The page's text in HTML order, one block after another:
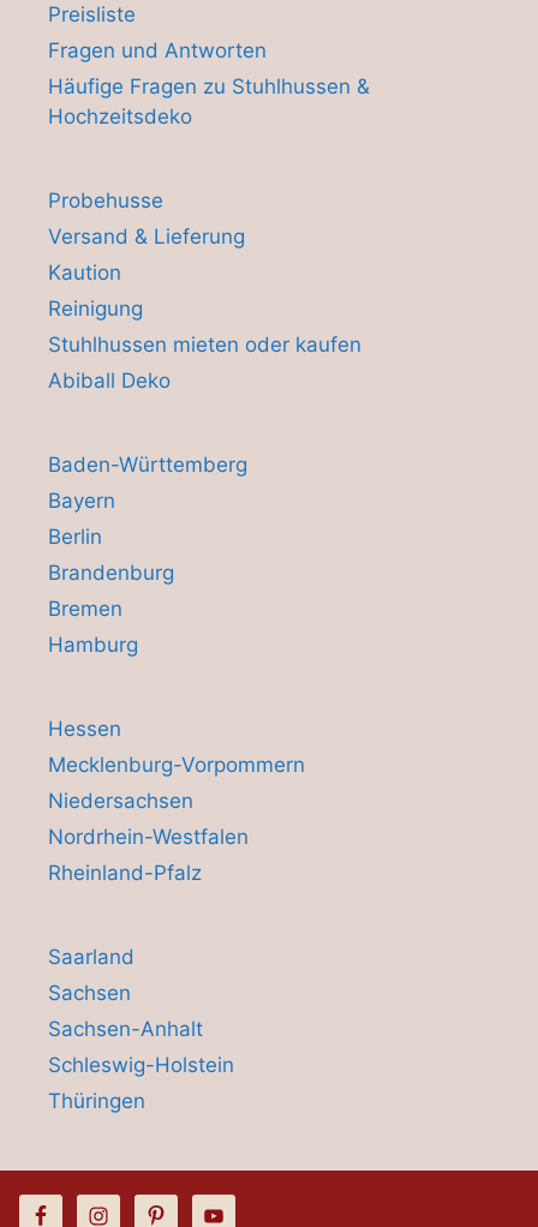
Preisliste
Fragen und Antworten
Häufige Fragen zu Stuhlhussen &
Hochzeitsdeko
Probehusse
Versand & Lieferung
Kaution
Reinigung
Stuhlhussen mieten oder kaufen
Abiball Deko
Baden-Württemberg
Bayern
Berlin
Brandenburg
Bremen
Hamburg
Hessen
Mecklenburg-Vorpommern
Niedersachsen
Nordrhein-Westfalen
Rheinland-Pfalz
Saarland
Sachsen
Sachsen-Anhalt
Schleswig-Holstein
Thüringen